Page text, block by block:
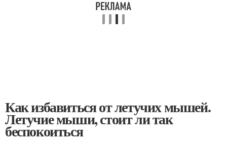
Как избавиться от летучих мышей.
Летучие мыши, стоит ли так
беспокоиться